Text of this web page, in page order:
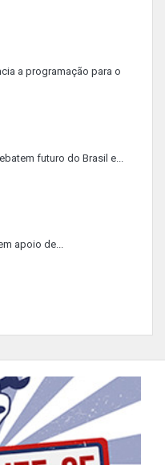
a programação para o
futuro do Brasil e...
apoio de...